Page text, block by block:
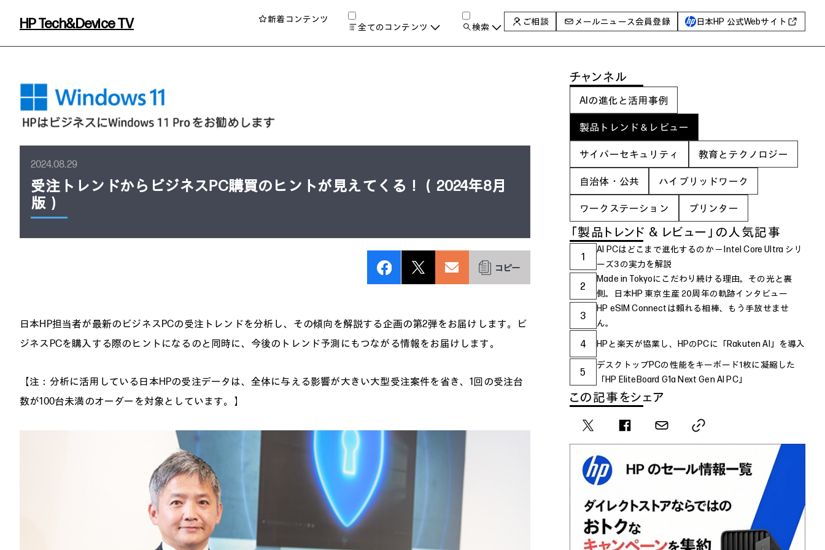
HP Tech&Device TV 新着コンテンツ
全てのコンテンツ
チャンネル
自治体・公共
ワークステーション
プリンター
タグ
イベントレポート
AIワークステーション
WXP（DEXツール）
タグ一覧
検索 ご相談 メールニュース会員登録 日本HP 公式Webサイト
2024.08.29
受注トレンドからビジネスPC購買のヒントが見えてくる！（2024年8月
版）
日本HP担当者が最新のビジネスPCの受注トレンドを分析し、その傾向を解説する企画の第2弾をお届けします。ビ
ジネスPCを購入する際のヒントになるのと同時に、今後のトレンド予測にもつながる情報をお届けします。
【注：分析に活用している日本HPの受注データは、全体に与える影響が大きい大型受注案件を省き、1回の受注台
数が100台未満のオーダーを対象としています。】
チャンネル
AIの進化と活用事例
製品トレンド＆レビュー
サイバーセキュリティ 教育とテクノロジー
自治体・公共 ハイブリッドワーク
ワークステーション プリンター
「製品トレンド & レビュー」の人気記事
1
AI PCはどこまで進化するのか ─ Intel Core Ultra シリ
ーズ3の実力を解説
2
Made in Tokyoにこだわり続ける理由。その光と裏
側。日本HP 東京生産 20周年の軌跡インタビュー
3
HP eSIM Connectは頼れる相棒、もう手放せませ
ん。
4 HPと楽天が協業し、HPのPCに「Rakuten AI」を導入
5
デスクトップPCの性能をキーボード1枚に凝縮した
「HP EliteBoard G1a Next Gen AI PC」
この記事をシェア